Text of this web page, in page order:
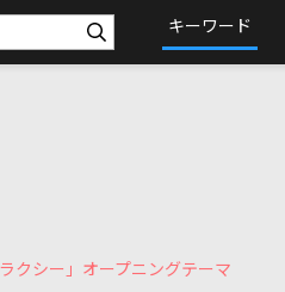
キーワード
クシー」オープニングテーマ